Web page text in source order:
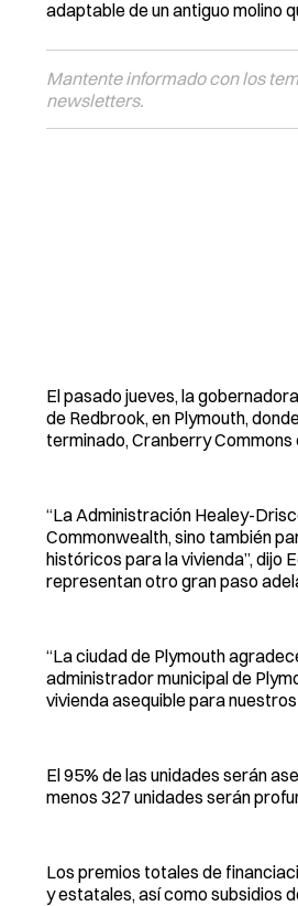
adaptable de un antiguo molino
Mantente informado con los
newsletters.
El pasado jueves, la
de Redbrook, en Plymouth,
terminado, Cranberry
“La Administración Healey-
Commonwealth, sino también
históricos para la vivienda”, dijo
representan otro gran paso
“La ciudad de Plymouth
administrador municipal de
vivienda asequible para
El 95% de las unidades serán
menos 327 unidades serán
Los premios totales de
y estatales, así como subsidios